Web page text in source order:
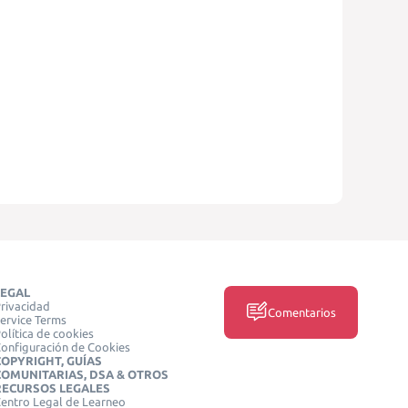
Terms
de cookies
de Cookies
GUÍAS
DSA & OTROS
LEGALES
Legal de Learneo
Comentarios